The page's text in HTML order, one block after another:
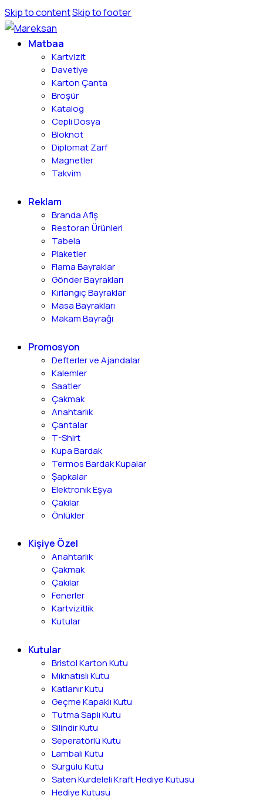
Skip to contentSkip to footer
Matbaa
Kartvizit
Davetiye
Karton Çanta
Broşür
Katalog
Cepli Dosya
Bloknot
Diplomat Zarf
Magnetler
Takvim
Reklam
Branda Afiş
Restoran Ürünleri
Tabela
Plaketler
Flama Bayraklar
Gönder Bayrakları
Kırlangıç Bayraklar
Masa Bayrakları
Makam Bayrağı
Promosyon
Defterler ve Ajandalar
Kalemler
Saatler
Çakmak
Anahtarlık
Çantalar
T-Shirt
Kupa Bardak
Termos Bardak Kupalar
Şapkalar
Elektronik Eşya
Çakılar
Önlükler
Kişiye Özel
Anahtarlık
Çakmak
Çakılar
Fenerler
Kartvizitlik
Kutular
Kutular
Bristol Karton Kutu
Mıknatıslı Kutu
Katlanır Kutu
Geçme Kapaklı Kutu
Tutma Saplı Kutu
Silindir Kutu
Seperatörlü Kutu
Lambalı Kutu
Sürgülü Kutu
Saten Kurdeleli Kraft Hediye Kutusu
Hediye Kutusu